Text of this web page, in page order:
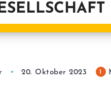
20. Oktober 2023 1